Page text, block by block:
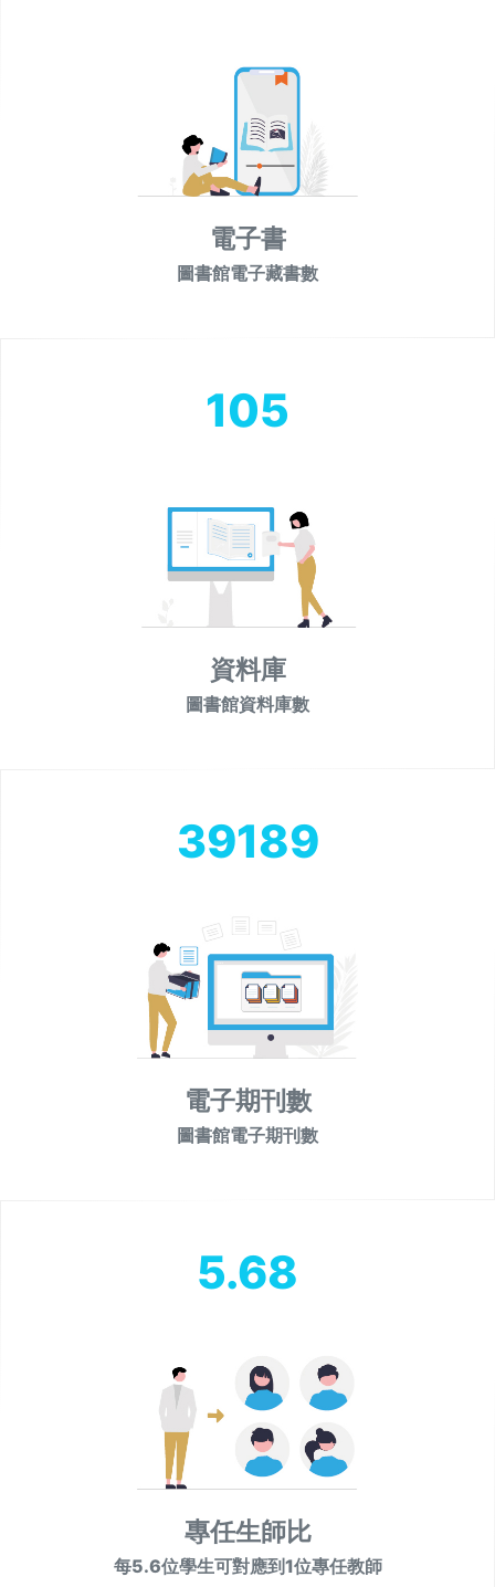
電子書
圖書館電子藏書數
105
資料庫
圖書館資料庫數
39189
電子期刊數
圖書館電子期刊數
5.68
專任生師比
每5.6位學生可對應到1位專任教師